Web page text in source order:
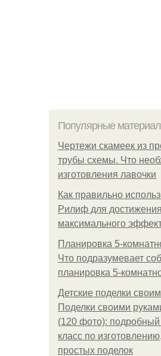
Популярные
Чертежи скамеек из
трубы схемы. Что
изготовления лавочки
Как правильно
Рилиф для достижения
максимального
Планировка 5-
Что подразумевает
планировка 5-
Детские поделки
Поделки своими
(120 фото):
класс по
простых поделок